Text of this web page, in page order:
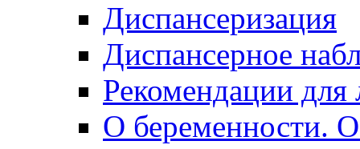
Диспансеризация
Диспансерное
Рекомендации для
О беременности.